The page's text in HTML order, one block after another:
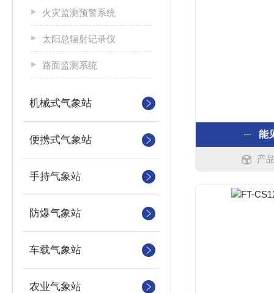
火灾监测预警系统
太阳总辐射记录仪
路面监测系统
机械式气象站
便携式气象站
手持气象站
防爆气象站
车载气象站
农业气象站
能
产